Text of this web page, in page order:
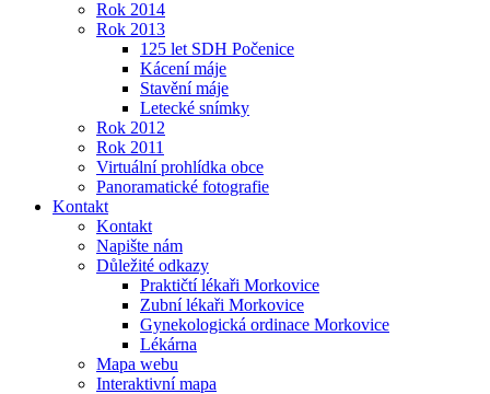
Rok 2014
Rok 2013
125 let SDH Počenice
Kácení máje
Stavění máje
Letecké snímky
Rok 2012
Rok 2011
Virtuální prohlídka obce
Panoramatické fotografie
Kontakt
Kontakt
Napište nám
Důležité odkazy
Praktičtí lékaři Morkovice
Zubní lékaři Morkovice
Gynekologická ordinace Morkovice
Lékárna
Mapa webu
Interaktivní mapa